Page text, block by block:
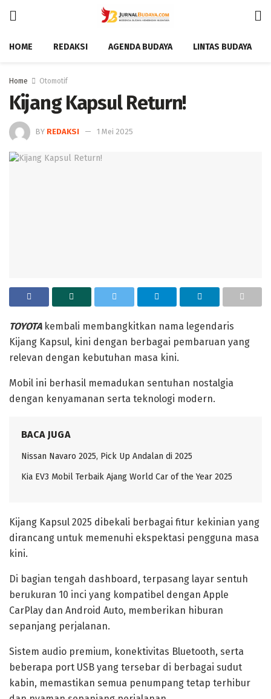
HOME REDAKSI AGENDA BUDAYA LINTAS BUDAYA
Home Otomotif
Kijang Kapsul Return!
BY REDAKSI 1 Mei 2025
TOYOTA kembali membangkitkan nama legendaris
Kijang Kapsul, kini dengan berbagai pembaruan yang
relevan dengan kebutuhan masa kini.
Mobil ini berhasil memadukan sentuhan nostalgia
dengan kenyamanan serta teknologi modern.
BACA JUGA
Nissan Navaro 2025, Pick Up Andalan di 2025 ‎
Kia EV3 Mobil Terbaik Ajang World Car of the Year 2025
‎Kijang Kapsul 2025 dibekali berbagai fitur kekinian yang
dirancang untuk memenuhi ekspektasi pengguna masa
kini.
‎Di bagian tengah dashboard, terpasang layar sentuh
berukuran 10 inci yang kompatibel dengan Apple
CarPlay dan Android Auto, memberikan hiburan
sepanjang perjalanan.
‎Sistem audio premium, konektivitas Bluetooth, serta
beberapa port USB yang tersebar di berbagai sudut
kabin, memastikan semua penumpang tetap terhibur